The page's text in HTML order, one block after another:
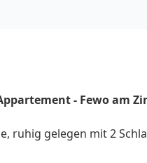
- Fewo am
ruhig gelegen mit 2